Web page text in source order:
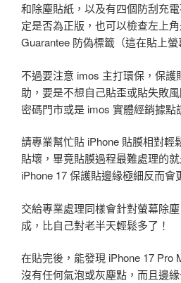
和除塵貼紙，以及有四個防刮充
定是否為正版，也可以檢查左上
Guarantee 防偽標籤（這在貼上螢
不過要注意 imos 主打環保，保
助，要是不想自己貼歪或貼失敗
密碼門市或是 imos 實體經銷據點
請專業幫忙貼 iPhone 貼膜相對輕
貼壞，畢竟貼膜過程最難處理的
iPhone 17 保護貼邊緣極細反而會
交給專業處理同樣會針對螢幕除
成，比自己對老半天輕鬆多了！
在貼完後，能發現 iPhone 17 Pro
沒有任何氣泡或灰塵點，而且邊緣